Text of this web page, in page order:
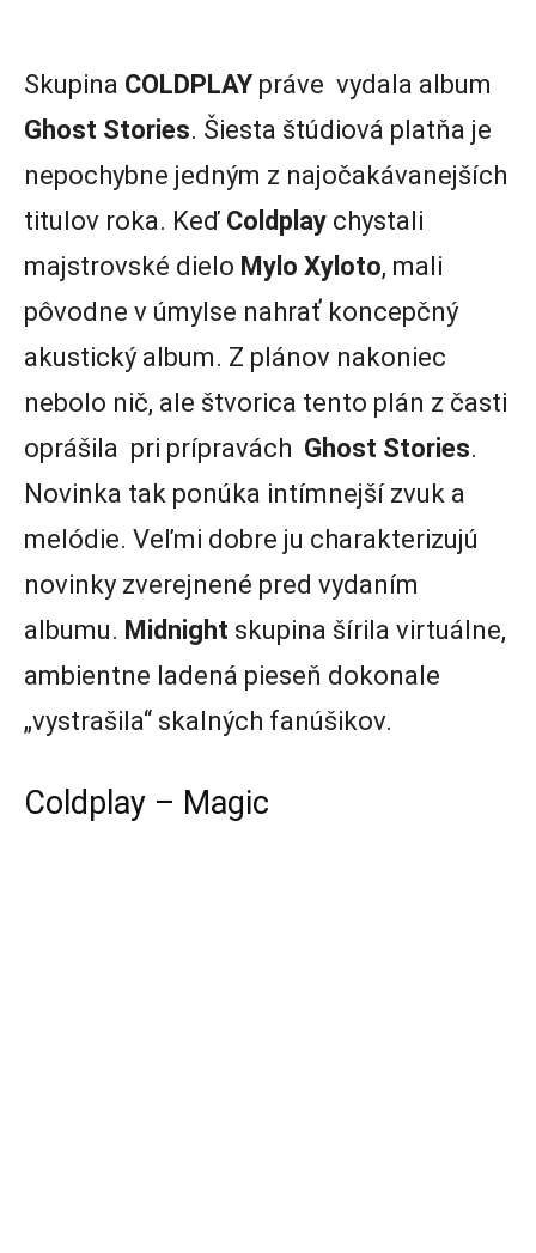
Skupina COLDPLAY práve vydala album
Ghost Stories. Šiesta štúdiová platňa je
nepochybne jedným z najočakávanejších
titulov roka. Keď Coldplay chystali
majstrovské dielo Mylo Xyloto, mali
pôvodne v úmylse nahrať koncepčný
akustický album. Z plánov nakoniec
nebolo nič, ale štvorica tento plán z časti
oprášila pri prípravách Ghost Stories.
Novinka tak ponúka intímnejší zvuk a
melódie. Veľmi dobre ju charakterizujú
novinky zverejnené pred vydaním
albumu. Midnight skupina šírila virtuálne,
ambientne ladená pieseň dokonale
„vystrašila“ skalných fanúšikov.
Coldplay – Magic